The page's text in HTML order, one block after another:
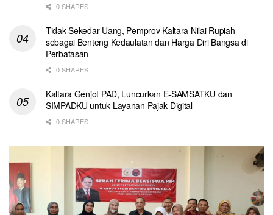
0 SHARES
Tidak Sekedar Uang, Pemprov Kaltara Nilai Rupiah
sebagai Benteng Kedaulatan dan Harga Diri Bangsa di
Perbatasan
0 SHARES
Kaltara Genjot PAD, Luncurkan E-SAMSATKU dan
SIMPADKU untuk Layanan Pajak Digital
0 SHARES